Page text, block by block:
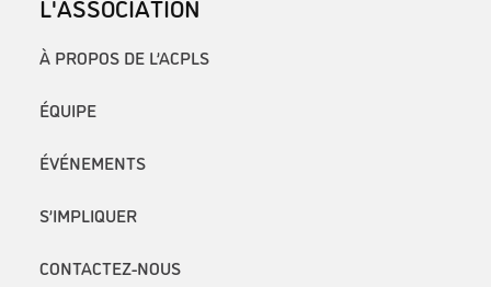
À PROPOS DE L’ACPLS
ÉQUIPE
ÉVÉNEMENTS
S’IMPLIQUER
CONTACTEZ-NOUS